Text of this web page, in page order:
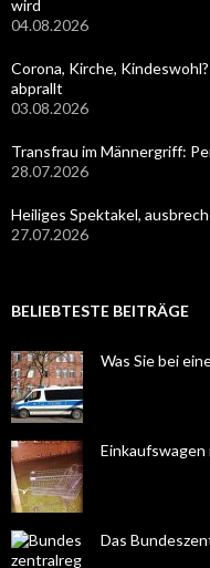
wird
04.08.2026
Corona, Kirche,
abprallt
03.08.2026
Transfrau im Männergriff:
28.07.2026
Heiliges Spektakel,
27.07.2026
BELIEBTESTE BEITRÄGE
Was Sie bei
Das